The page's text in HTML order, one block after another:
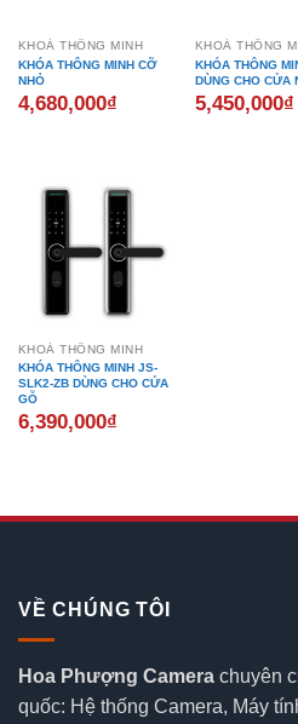
KHOÁ THÔNG MINH
KHÓA THÔNG MINH CỠ
NHỎ
4,680,000₫
KHOÁ THÔNG
KHÓA THÔNG
DÙNG CHO CỬA
5,450,000₫
KHOÁ THÔNG MINH
KHÓA THÔNG MINH JS-
SLK2-ZB DÙNG CHO CỬA
GỖ
6,390,000₫
VỀ CHÚNG TÔI
Hoa Phượng Camera chuyên
quốc: Hệ thống Camera, Máy